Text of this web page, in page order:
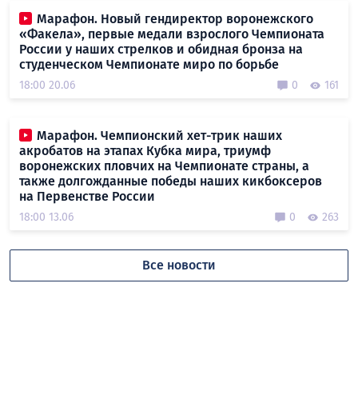
Марафон. Новый гендиректор воронежского
«Факела», первые медали взрослого Чемпионата
России у наших стрелков и обидная бронза на
студенческом Чемпионате миро по борьбе
18:00 20.06 0 161
Марафон. Чемпионский хет-трик наших
акробатов на этапах Кубка мира, триумф
воронежских пловчих на Чемпионате страны, а
также долгожданные победы наших кикбоксеров
на Первенстве России
18:00 13.06 0 263
Все новости